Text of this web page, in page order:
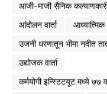
आजी-माजी सैनिक
आंदोलन वार्ता
आध्यात्मिक
उजनी धरणातून भीमा नदीत
उद्योजक वार्ता
कर्मयोगी इन्स्टिटयूट मध्ये ७७